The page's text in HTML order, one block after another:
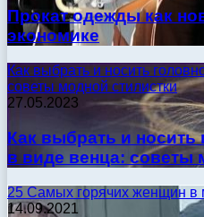
Прокат одежды как
экономике
Как выбрать и носить
советы модной стилистки
27.05.2023
Как выбрать и носить
в виде венца: советы
25 Самых горячих женщин в
14.09.2021